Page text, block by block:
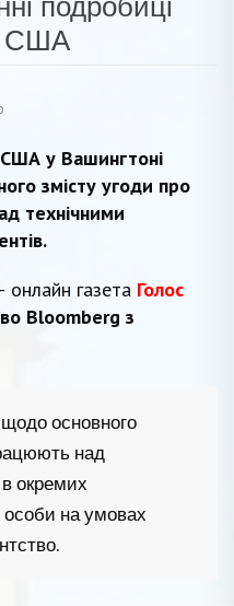
США
у Вашингтоні
змісту угоди про
технічними
газета Голос
Bloomberg з
основного
над
окремих
на умовах